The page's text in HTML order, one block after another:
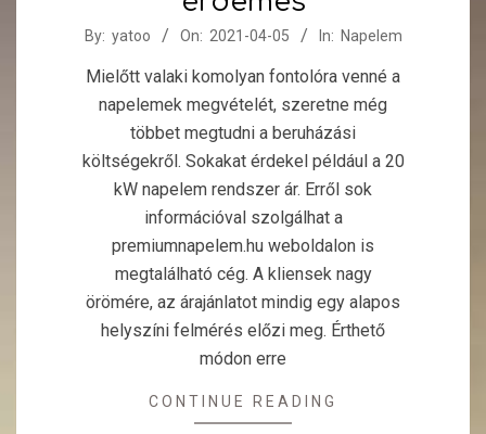
2021-
05
By: yatoo On: 2021-04-05 In: Napelem
Mielőtt valaki komolyan fontolóra venné a
napelemek megvételét, szeretne még
többet megtudni a beruházási
költségekről. Sokakat érdekel például a 20
kW napelem rendszer ár. Erről sok
információval szolgálhat a
premiumnapelem.hu weboldalon is
megtalálható cég. A kliensek nagy
örömére, az árajánlatot mindig egy alapos
helyszíni felmérés előzi meg. Érthető
módon erre
CONTINUE READING